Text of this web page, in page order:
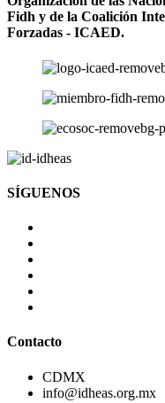
Fidh y de la Coalición
Forzadas - ICAED.
SÍGUENOS
Contacto
CDMX
info@idheas.org.mx